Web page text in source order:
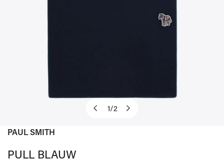
1/2
OPEN MEDIA IN GALERIJWEERGAVE
PAUL SMITH
PULL BLAUW